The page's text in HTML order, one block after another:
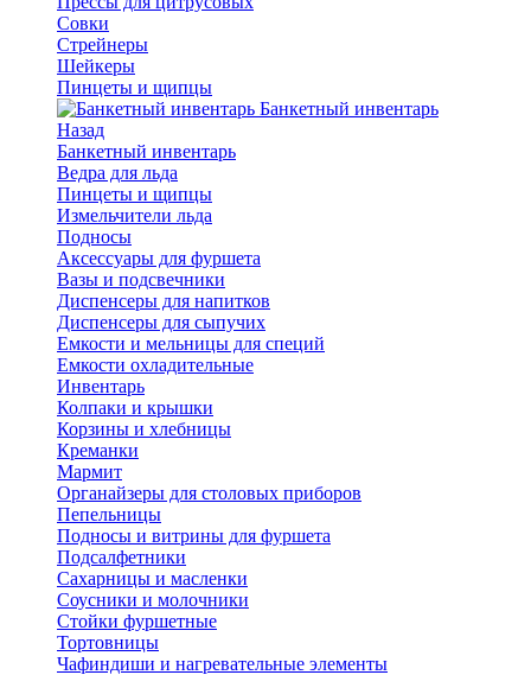
Совки
Стрейнеры
Шейкеры
Пинцеты и щипцы
Банкетный инвентарь
Назад
Банкетный инвентарь
Ведра для льда
Пинцеты и щипцы
Измельчители льда
Подносы
Аксессуары для фуршета
Вазы и подсвечники
Диспенсеры для напитков
Диспенсеры для сыпучих
Емкости и мельницы для специй
Емкости охладительные
Инвентарь
Колпаки и крышки
Корзины и хлебницы
Креманки
Мармит
Органайзеры для столовых приборов
Пепельницы
Подносы и витрины для фуршета
Подсалфетники
Сахарницы и масленки
Соусники и молочники
Стойки фуршетные
Тортовницы
Чафиндиши и нагревательные элементы